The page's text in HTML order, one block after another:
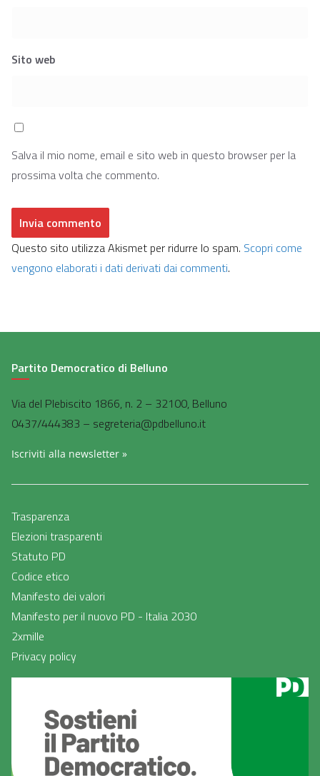
Sito web
Salva il mio nome, email e sito web in questo browser per la
prossima volta che commento.
Questo sito utilizza Akismet per ridurre lo spam. Scopri come
vengono elaborati i dati derivati dai commenti.
Partito Democratico di Belluno
Via del Plebiscito 1866, n. 2 – 32100, Belluno
0437/444383 – segreteria@pdbelluno.it
Iscriviti alla newsletter »
Trasparenza
Elezioni trasparenti
Statuto PD
Codice etico
Manifesto dei valori
Manifesto per il nuovo PD - Italia 2030
2xmille
Privacy policy